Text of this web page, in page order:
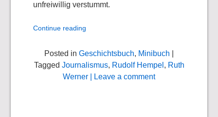
unfreiwillig verstummt.
Continue reading
Posted in Geschichtsbuch, Minibuch
Tagged Journalismus, Rudolf Hempel , Ruth
Werner | Leave a comment